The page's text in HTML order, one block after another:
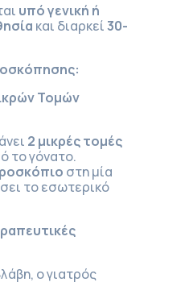
υπό γενική ή
και διαρκεί30-
Τομών
2 μικρές τομές
το γόνατο.
στη μία
το εσωτερικό
ο γιατρός